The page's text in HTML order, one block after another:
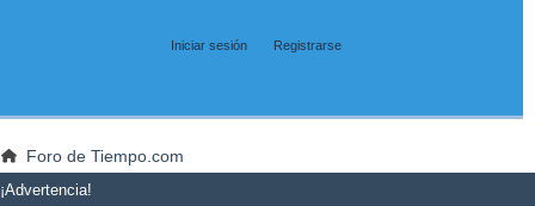
Iniciar sesión Registrarse
Foro de Tiempo.com
¡Advertencia!